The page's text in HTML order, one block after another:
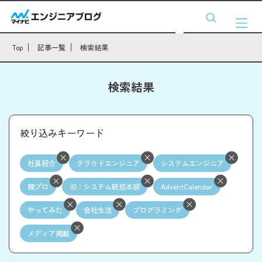
Top 記事一覧 検索結果
検索結果
絞り込みキーワード
社員紹介 クラウドエンジニア システムエンジニア
競プロ 旧：システム統括本部 AdventCalendar
やってみた 会社生活 プログラミング
メディア掲載